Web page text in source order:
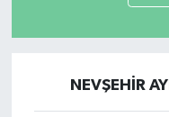
NEVŞEHİR